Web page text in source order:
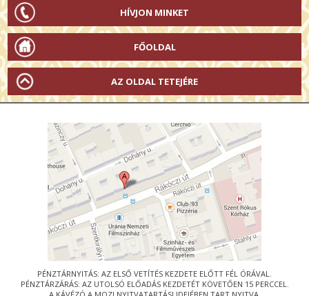
HÍVJON MINKET
FŐOLDAL
AZ OLDAL TETEJÉRE
PÉNZTÁRNYITÁS: AZ ELSŐ VETÍTÉS KEZDETE ELŐTT FÉL ÓRÁVAL.
PÉNZTÁRZÁRÁS: AZ UTOLSÓ ELŐADÁS KEZDETÉT KÖVETŐEN 15 PERCCEL.